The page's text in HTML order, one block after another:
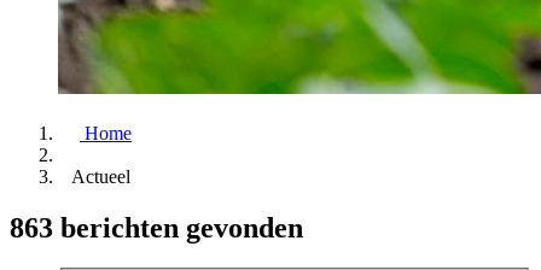
Home
Actueel
863 berichten gevonden